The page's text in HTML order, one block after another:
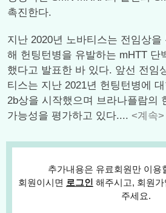
촉진한다.
지난 2020년 노바티스는 전임상을
해 헌팅턴병을 유발하는 mHTT 단
했다고 발표한 바 있다. 앞선 전임
티스는 지난 2021년 헌팅턴병에
2b상을 시작했으며 브라나플람의
가능성을 평가하고 있다.... <계속>
추가내용은 유료회원만 이용
회원이시면 로그인 해주시고, 회원
주세요.